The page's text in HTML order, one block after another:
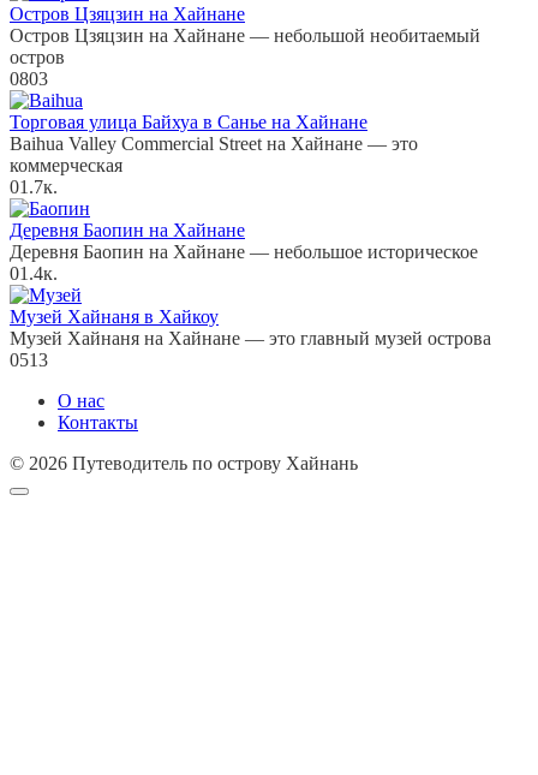
Остров Цзяцзин на Хайнане
Остров Цзяцзин на Хайнане — небольшой необитаемый
остров
0803
Торговая улица Байхуа в Санье на Хайнане
Baihua Valley Commercial Street на Хайнане — это
коммерческая
01.7к.
Деревня Баопин на Хайнане
Деревня Баопин на Хайнане — небольшое историческое
01.4к.
Музей Хайнаня в Хайкоу
Музей Хайнаня на Хайнане — это главный музей острова
0513
О нас
Контакты
© 2026 Путеводитель по острову Хайнань